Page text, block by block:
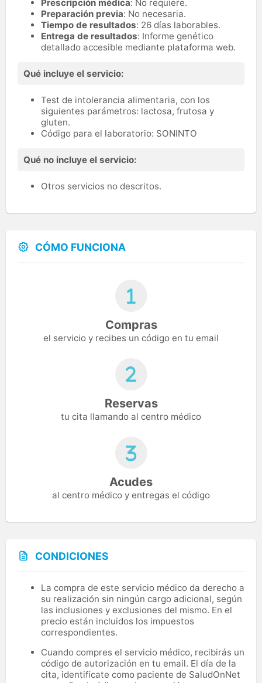
Prescripción médica: No requiere.
Preparación previa: No necesaria.
Tiempo de resultados: 26 días laborables.
Entrega de resultados: Informe genético
detallado accesible mediante plataforma web.
Qué incluye el servicio:
Test de intolerancia alimentaria, con los
siguientes parámetros: lactosa, frutosa y
gluten.
Código para el laboratorio: SONINTO
Qué no incluye el servicio:
Otros servicios no descritos.
CÓMO FUNCIONA
Compras
el servicio y recibes un código en tu email
Reservas
tu cita llamando al centro médico
Acudes
al centro médico y entregas el código
CONDICIONES
La compra de este servicio médico da derecho a
su realización sin ningún cargo adicional, según
las inclusiones y exclusiones del mismo. En el
precio están incluidos los impuestos
correspondientes.
Cuando compres el servicio médico, recibirás un
código de autorización en tu email. El día de la
cita, identifícate como paciente de SaludOnNet